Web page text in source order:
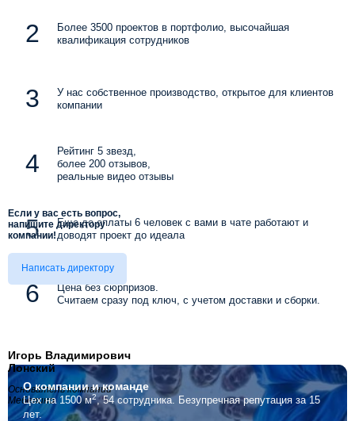
Более 3500 проектов в портфолио, высочайшая
квалификация сотрудников
У нас собственное производство, открытое для клиентов
компании
Рейтинг 5 звезд,
более 200 отзывов,
реальные видео отзывы
Еще до оплаты 6 человек с вами в чате работают и
доводят проект до идеала
Цена без сюрпризов.
Считаем сразу под ключ, с учетом доставки и сборки.
Если у вас есть вопрос,
напишите директору
компании!
Написать директору
Игорь Владимирович
Лонский
Основатель компании
Мебелино
О компаниии команде
Цех на 1500 м2, 54 сотрудника. Безупречная репутация за 15
лет.